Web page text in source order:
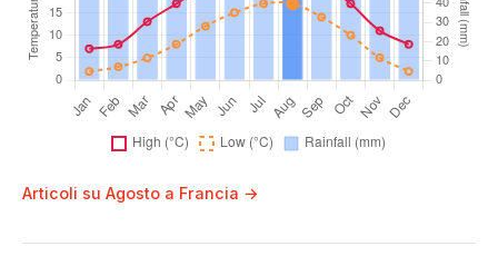
Articoli su Agosto a Francia →